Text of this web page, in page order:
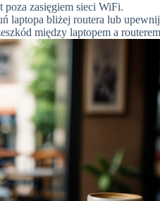
poza zasięgiem sieci WiFi.
laptopa bliżej routera lub
między laptopem a